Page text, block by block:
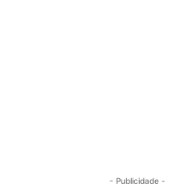
- Publicidade -